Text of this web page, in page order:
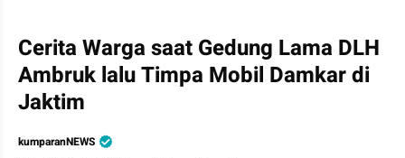
Cerita Warga saat Gedung Lama DLH
Ambruk lalu Timpa Mobil Damkar di
Jaktim
kumparanNEWS